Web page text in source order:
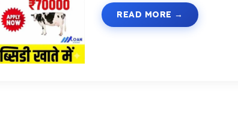
READ MORE